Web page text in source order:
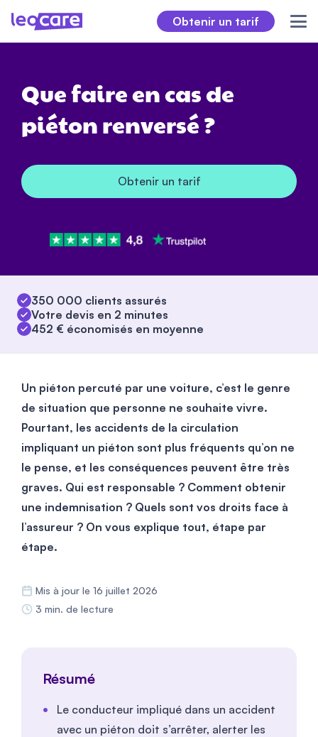
Obtenir un tarif
Que faire en cas de
piéton renversé ?
Obtenir un tarif
350 000 clients assurés
Votre devis en 2 minutes
452 € économisés en moyenne
Un piéton percuté par une voiture, c’est le genre
de situation que personne ne souhaite vivre.
Pourtant, les accidents de la circulation
impliquant un piéton sont plus fréquents qu’on ne
le pense, et les conséquences peuvent être très
graves. Qui est responsable ? Comment obtenir
une indemnisation ? Quels sont vos droits face à
l’assureur ? On vous explique tout, étape par
étape.
Mis à jour le 16 juillet 2026
3 min. de lecture
Résumé
Le conducteur impliqué dans un accident
avec un piéton doit s’arrêter, alerter les